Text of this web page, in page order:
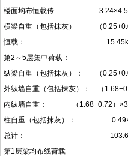
楼面均布恒载传
横梁自重（包括抹灰） （
恒载：
第2～5层集中荷载：
纵梁自重（包括抹灰）： （
外纵墙自重（包括抹灰）： （
内纵墙自重： （1.68+0.72）
柱自重（包括抹灰）：
总计： 103.68
第1层梁均布线荷载